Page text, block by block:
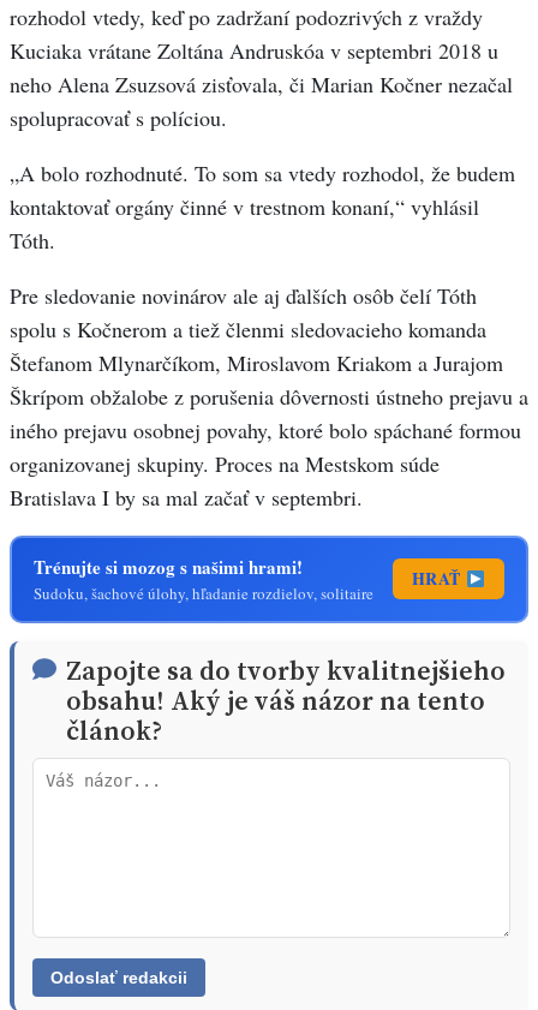
rozhodol vtedy, keď po zadržaní podozrivých z vraždy
Kuciaka vrátane Zoltána Andruskóa v septembri 2018 u
neho Alena Zsuzsová zisťovala, či Marian Kočner nezačal
spolupracovať s políciou.
„A bolo rozhodnuté. To som sa vtedy rozhodol, že budem
kontaktovať orgány činné v trestnom konaní,“ vyhlásil
Tóth.
Pre sledovanie novinárov ale aj ďalších osôb čelí Tóth
spolu s Kočnerom a tiež členmi sledovacieho komanda
Štefanom Mlynarčíkom, Miroslavom Kriakom a Jurajom
Škrípom obžalobe z porušenia dôvernosti ústneho prejavu a
iného prejavu osobnej povahy, ktoré bolo spáchané formou
organizovanej skupiny. Proces na Mestskom súde
Bratislava I by sa mal začať v septembri.
Trénujte si mozog s našimi hrami!
Sudoku, šachové úlohy, hľadanie rozdielov, solitaire
HRAŤ
Zapojte sa do tvorby kvalitnejšieho
obsahu! Aký je váš názor na tento
článok?